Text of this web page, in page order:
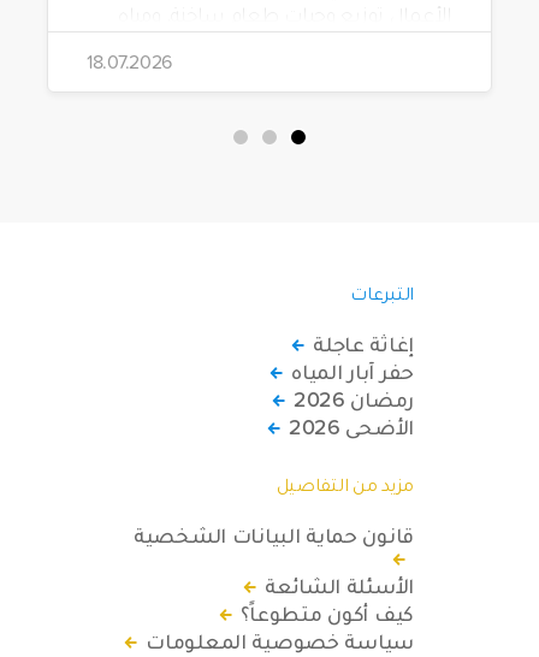
شرب، وطرود غذائية، وحقائب مستلزمات
18.07.2026
التبرعات
إغاثة عاجلة
حفر آبار المياه
رمضان 2026
الأضحى 2026
مزيد من التفاصيل
قانون حماية البيانات الشخصية
الأسئلة الشائعة
كيف أكون متطوعاً؟
سياسة خصوصية المعلومات